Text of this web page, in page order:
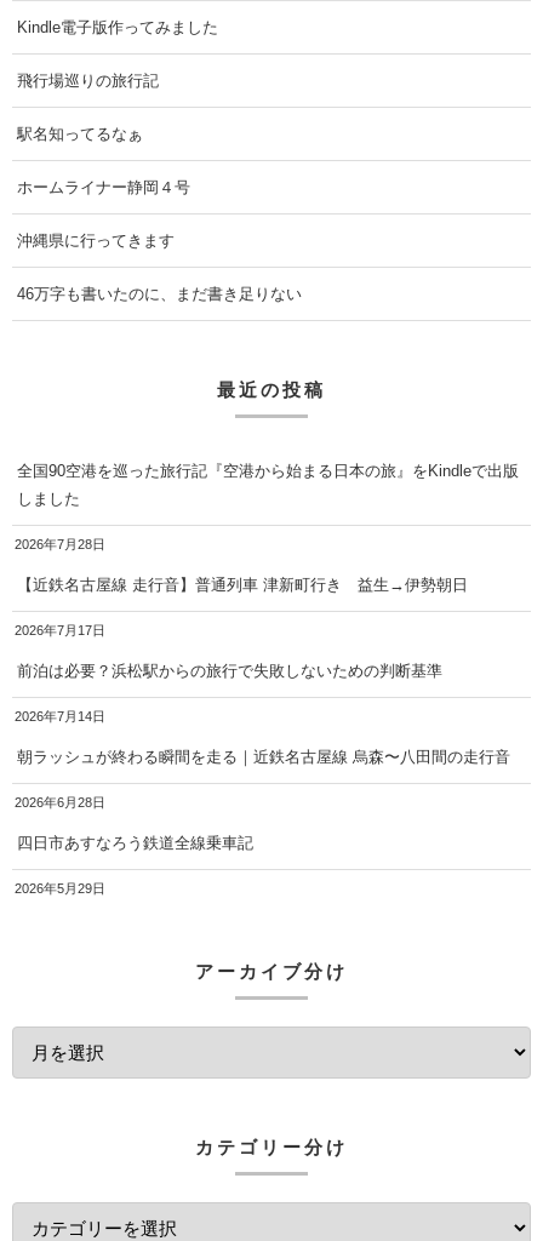
Kindle電子版作ってみました
飛行場巡りの旅行記
駅名知ってるなぁ
ホームライナー静岡４号
沖縄県に行ってきます
46万字も書いたのに、まだ書き足りない
最近の投稿
全国90空港を巡った旅行記『空港から始まる日本の旅』をKindleで出版
しました
2026年7月28日
【近鉄名古屋線 走行音】普通列車 津新町行き 益生→伊勢朝日
2026年7月17日
前泊は必要？浜松駅からの旅行で失敗しないための判断基準
2026年7月14日
朝ラッシュが終わる瞬間を走る｜近鉄名古屋線 烏森〜八田間の走行音
2026年6月28日
四日市あすなろう鉄道全線乗車記
2026年5月29日
アーカイブ分け
カテゴリー分け